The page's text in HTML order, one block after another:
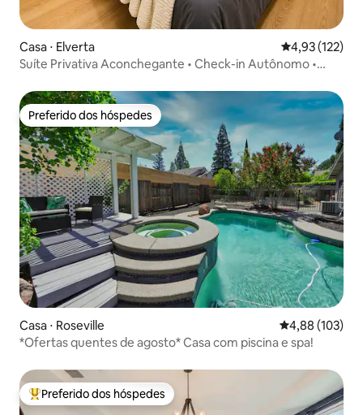
Casa ⋅ Elverta 4,93 de uma
4,93 (122)
Suíte Privativa Aconchegante • Check-in Autônomo •
Preferido dos hóspedes
Preferido dos hóspedes
Casa ⋅ Roseville 4,88 de uma
4,88 (103)
*Ofertas quentes de agosto* Casa com piscina e spa!
Entre os melhores preferidos dos hóspedes
Preferido dos hóspedes